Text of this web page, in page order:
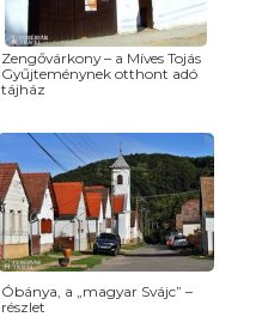
Zengővárkony – a Míves Tojás
Gyűjteménynek otthont adó
tájház
Óbánya, a „magyar Svájc” –
részlet